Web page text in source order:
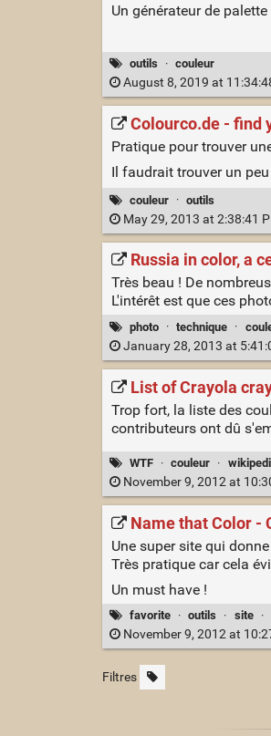
Un générateur de
outils · couleur
August 8, 2019 at
Colourco.de - find
Pratique pour trouver
Il faudrait trouver un
couleur · outils
May 29, 2013 at 2:38:41
Russia in color, a
Très beau ! De
L'intérêt est que ces
photo · technique ·
January 28, 2013 at
List of Crayola
Trop fort, la liste des
contributeurs ont dû
WTF · couleur ·
November 9, 2012 at
Name that Color -
Une super site qui
Très pratique car cela
Un must have !
favorite · outils · site ·
November 9, 2012 at
Filtres